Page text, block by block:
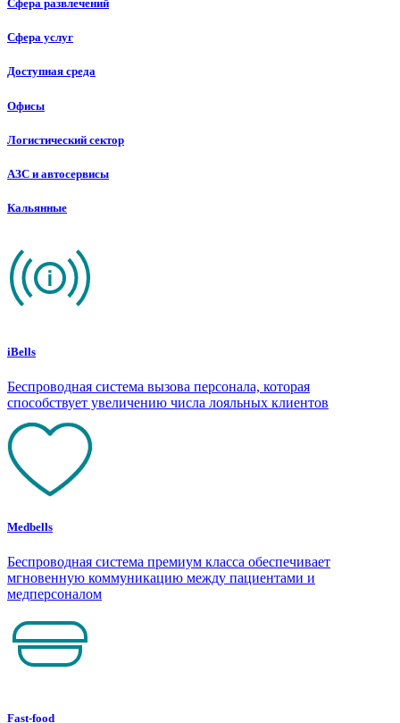
Сфера развлечений
Сфера услуг
Доступная среда
Офисы
Логистический сектор
АЗС и автосервисы
Кальянные
iBells
Беспроводная система вызова персонала, которая
способствует увеличению числа лояльных клиентов
Medbells
Беспроводная система премиум класса обеспечивает
мгновенную коммуникацию между пациентами и
медперсоналом
Fast-food